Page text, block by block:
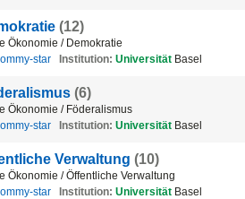
(12)
Ökonomie / Demokratie
star Institution: Universität Basel
(6)
Ökonomie / Föderalismus
star Institution: Universität Basel
Verwaltung (10)
Ökonomie / Öffentliche Verwaltung
star Institution: Universität Basel